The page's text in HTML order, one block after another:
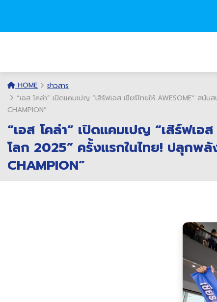
HOME
ข่าวสาร
“เอส โคล่า” เปิดแคมเปญ “เสิร์ฟเอส เชียร์ไทยให้ AWESOME”
CHAMPION”
“เอส โคล่า” เปิดแคมเปญ “เสิร์ฟเ
โลก 2025” ครั้งแรกในไทย! ปลุกพลั
CHAMPION”